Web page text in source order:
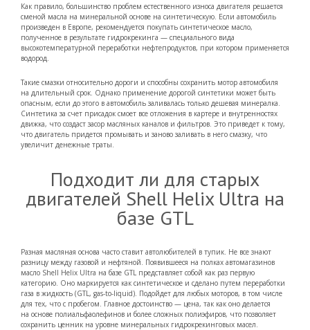
Как правило, большинство проблем естественного износа двигателя решается
сменой масла на минеральной основе на синтетическую. Если автомобиль
произведен в Европе, рекомендуется покупать синтетическое масло,
полученное в результате гидрокрекинга — специального вида
высокотемпературной переработки нефтепродуктов, при котором применяется
водород.
Такие смазки относительно дороги и способны сохранить мотор автомобиля
на длительный срок. Однако применение дорогой синтетики может быть
опасным, если до этого в автомобиль заливалась только дешевая минералка.
Синтетика за счет присадок смоет все отложения в картере и внутренностях
движка, что создаст засор масляных каналов и фильтров. Это приведет к тому,
что двигатель придется промывать и заново заливать в него смазку, что
увеличит денежные траты.
Подходит ли для старых
двигателей Shell Helix Ultra на
базе GTL
Разная масляная основа часто ставит автолюбителей в тупик. Не все знают
разницу между газовой и нефтяной. Появившееся на полках автомагазинов
масло Shell Helix Ultra на базе GTL представляет собой как раз первую
категорию. Оно маркируется как синтетическое и сделано путем переработки
газа в жидкость (GTL, gas-to-liquid). Подойдет для любых моторов, в том числе
для тех, что с пробегом. Главное достоинство — цена, так как оно делается
на основе полиальфаолефинов и более сложных полиэфиров, что позволяет
сохранить ценник на уровне минеральных гидрокрекинговых масел.